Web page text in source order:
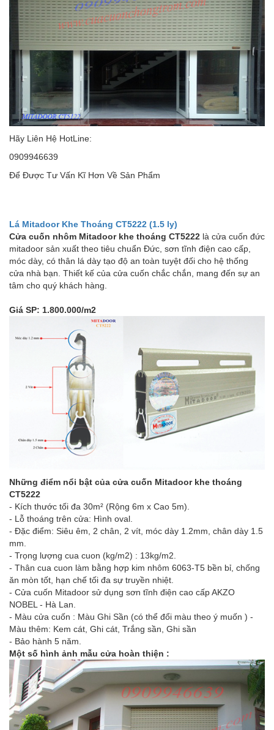
Hãy Liên Hệ HotLine:
0909946639
Để Được Tư Vấn Kĩ Hơn Về Sản Phẩm
Lá Mitadoor Khe Thoáng CT5222 (1.5 ly)
Cửa cuốn nhôm Mitadoor khe thoáng CT5222 là cửa cuốn đức
mitadoor sản xuất theo tiêu chuẩn Đức, sơn tĩnh điện cao cấp,
móc dày, có thân lá dày tạo độ an toàn tuyệt đối cho hệ thống
cửa nhà bạn. Thiết kế của cửa cuốn chắc chắn, mang đến sự an
tâm cho quý khách hàng.
Giá SP: 1.800.000/m2
Những điểm nổi bật của cửa cuốn Mitadoor khe thoáng
CT5222
- Kích thước tối đa 30m² (Rộng 6m x Cao 5m).
- Lỗ thoáng trên cửa: Hình oval.
- Đặc điểm: Siêu êm, 2 chân, 2 vít, móc dày 1.2mm, chân dày 1.5
mm.
- Trọng lượng cua cuon (kg/m2) : 13kg/m2.
- Thân cua cuon làm bằng hợp kim nhôm 6063-T5 bền bỉ, chống
ăn mòn tốt, hạn chế tối đa sự truyền nhiệt.
- Cửa cuốn Mitadoor sử dụng sơn tĩnh điện cao cấp AKZO
NOBEL - Hà Lan.
- Màu cửa cuốn : Màu Ghi Sần (có thể đổi màu theo ý muốn ) -
Màu thêm: Kem cát, Ghi cát, Trắng sần, Ghi sần
- Bảo hành 5 năm.
Một số hình ảnh mẫu cửa hoàn thiện :